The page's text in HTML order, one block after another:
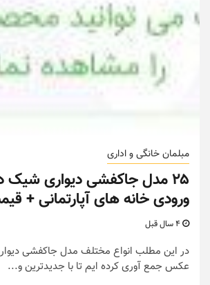
مبلمان خانگی و اداری
۲۵ مدل جاکفشی دیواری شیک
ورودی خانه های آپارتمانی +
در این مطلب انواع مختلف مدل جاکفشی
عکس جمع آوری کرده ایم تا با جدیدترین و...